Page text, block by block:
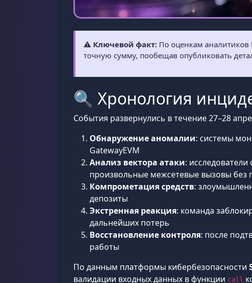
⚠️ Ключевой факт: По оценкам аналитиков
точную сумму, пообещав опубликовать
🔍 Хронология
События развернулись в течение 27–28
Обнаружение аномалии: системы
GatewayEVM
Анализ вектора атаки:
произвольные межсетевые вызовы без
Компрометация средств:
депозиты
Экстренная реакция: команда
дальнейших потерь
Восстановление контроля: после
работы
По данным платформы кибербезопасности
валидации входных данных в функции call